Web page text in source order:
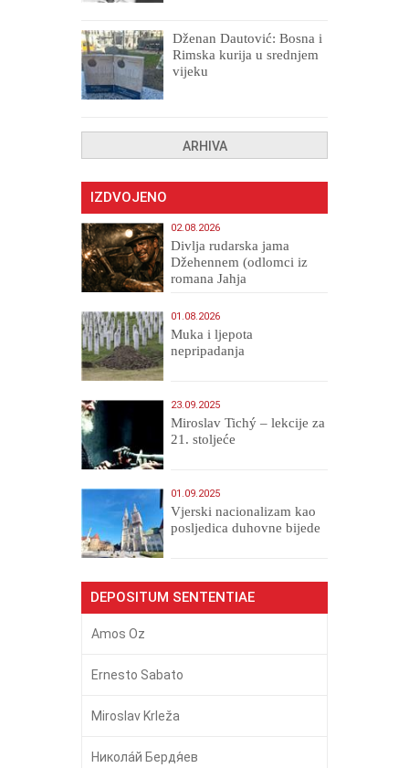
Dženan Dautović: Bosna i
Rimska kurija u srednjem
vijeku
ARHIVA
IZDVOJENO
02.08.2026
Divlja rudarska jama
Džehennem (odlomci iz
romana Jahja
01.08.2026
Muka i ljepota
nepripadanja
23.09.2025
Miroslav Tichý – lekcije za
21. stoljeće
01.09.2025
​Vjerski nacionalizam kao
posljedica duhovne bijede
DEPOSITUM SENTENTIAE
Amos Oz
Ernesto Sabato
Miroslav Krleža
Никола́й Бердя́ев